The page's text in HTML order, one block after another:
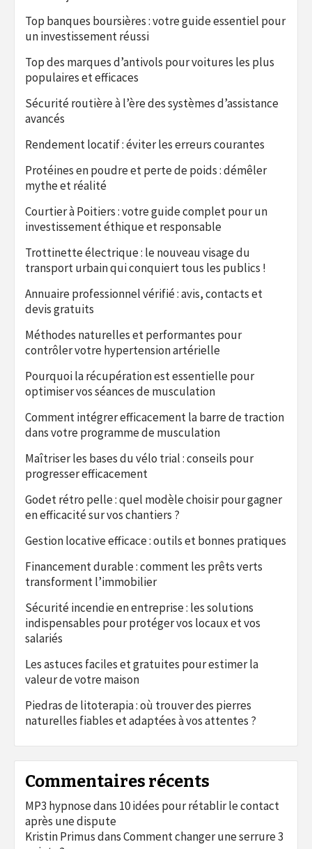
Top banques boursières : votre guide essentiel pour
un investissement réussi
Top des marques d’antivols pour voitures les plus
populaires et efficaces
Sécurité routière à l’ère des systèmes d’assistance
avancés
Rendement locatif : éviter les erreurs courantes
Protéines en poudre et perte de poids : démêler
mythe et réalité
Courtier à Poitiers : votre guide complet pour un
investissement éthique et responsable
Trottinette électrique : le nouveau visage du
transport urbain qui conquiert tous les publics !
Annuaire professionnel vérifié : avis, contacts et
devis gratuits
Méthodes naturelles et performantes pour
contrôler votre hypertension artérielle
Pourquoi la récupération est essentielle pour
optimiser vos séances de musculation
Comment intégrer efficacement la barre de traction
dans votre programme de musculation
Maîtriser les bases du vélo trial : conseils pour
progresser efficacement
Godet rétro pelle : quel modèle choisir pour gagner
en efficacité sur vos chantiers ?
Gestion locative efficace : outils et bonnes pratiques
Financement durable : comment les prêts verts
transforment l’immobilier
Sécurité incendie en entreprise : les solutions
indispensables pour protéger vos locaux et vos
salariés
Les astuces faciles et gratuites pour estimer la
valeur de votre maison
Piedras de litoterapia : où trouver des pierres
naturelles fiables et adaptées à vos attentes ?
Commentaires récents
MP3 hypnosedans 10 idées pour rétablir le contact
après une dispute
Kristin PrimusdansComment changer une serrure 3